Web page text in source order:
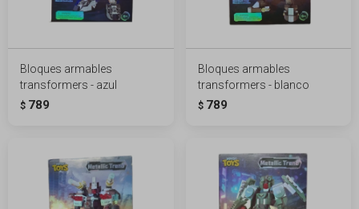
Bloques armables
transformers - azul
$ 789
Bloques armables
transformers - blanco
$ 789